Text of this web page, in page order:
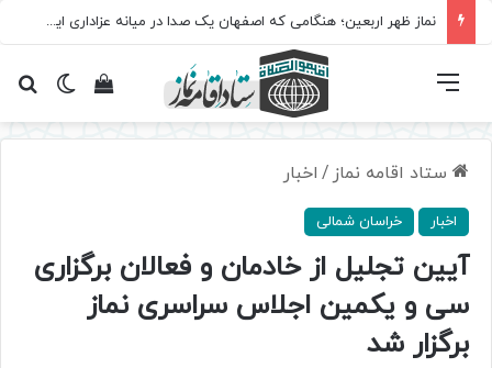
نماز ظهر اربعین؛ هنگامی که اصفهان یک صدا در میانه عزاداری ایستاد
تغییرمشاهده فهرست
ستاد اقامه نماز / اخبار
اخبار خراسان شمالی
آیین تجلیل از خادمان و فعالان برگزاری
سی و یکمین اجلاس سراسری نماز
برگزار شد